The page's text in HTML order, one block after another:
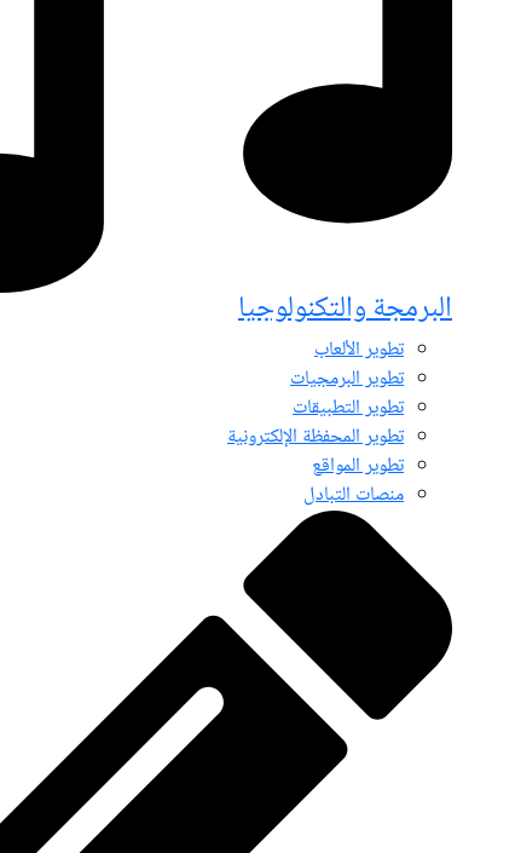
البرمجة والتكنولوجيا
تطوير الألعاب
تطوير البرمجيات
تطوير التطبيقات
تطوير المحفظة الإلكترونية
تطوير المواقع
منصات التبادل